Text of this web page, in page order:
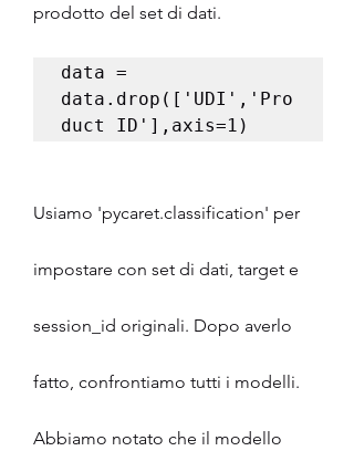
prodotto del set di dati.
data =
data.drop(['UDI','Pro
Usiamo 'pycaret.classification' per
impostare con set di dati, target e
session_id originali. Dopo averlo
fatto, confrontiamo tutti i modelli.
Abbiamo notato che il modello